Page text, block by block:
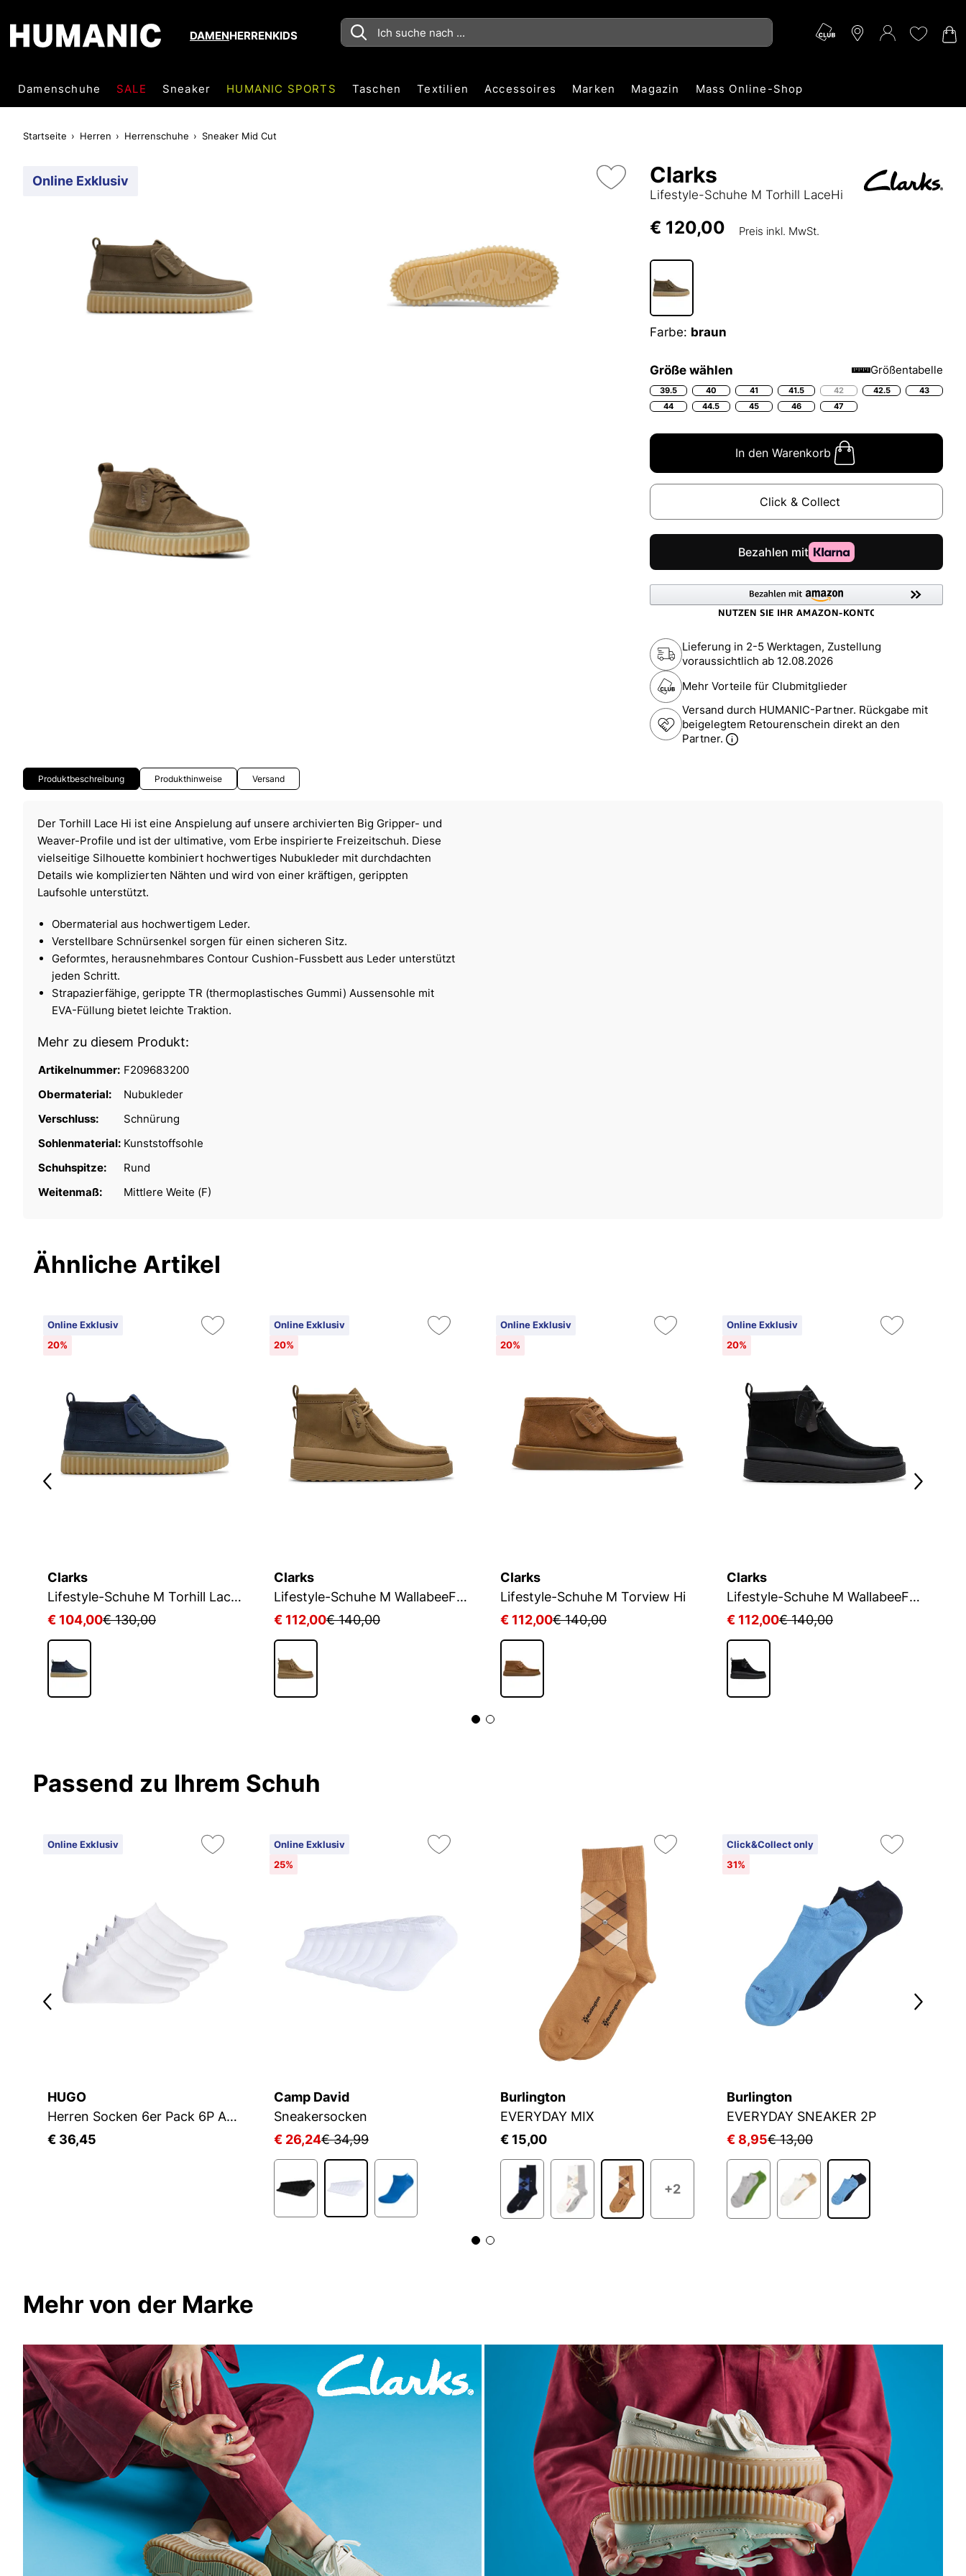
DAMENHERRENKIDS
Damenschuhe SALE Sneaker HUMANIC SPORTS Taschen Textilien Accessoires Marken Magazin Mass Online-Shop
Startseite Herren Herrenschuhe Sneaker Mid Cut
Online Exklusiv Clarks
Lifestyle-Schuhe M Torhill LaceHi
€ 120,00 Preis inkl. MwSt.
Farbe: braun
Größe wählen Größentabelle
39.5 40 41 41.5 42 42.5
43
44
44.5 45 46 47
In den Warenkorb
Click & Collect
Lieferung in 2-5 Werktagen, Zustellung
voraussichtlich ab 12.08.2026
Mehr Vorteile für Clubmitglieder
Versand durch HUMANIC-Partner. Rückgabe mit
beigelegtem Retourenschein direkt an den
Partner.
Produktbeschreibung Produkthinweise Versand
Der Torhill Lace Hi ist eine Anspielung auf unsere archivierten Big Gripper- und
Weaver-Profile und ist der ultimative, vom Erbe inspirierte Freizeitschuh. Diese
vielseitige Silhouette kombiniert hochwertiges Nubukleder mit durchdachten
Details wie komplizierten Nähten und wird von einer kräftigen, gerippten
Laufsohle unterstützt.
Obermaterial aus hochwertigem Leder.
Verstellbare Schnürsenkel sorgen für einen sicheren Sitz.
Geformtes, herausnehmbares Contour Cushion-Fussbett aus Leder unterstützt
jeden Schritt.
Strapazierfähige, gerippte TR (thermoplastisches Gummi) Aussensohle mit
EVA-Füllung bietet leichte Traktion.
Mehr zu diesem Produkt:
Artikelnummer: F209683200
Obermaterial:
Nubukleder
Verschluss:
Schnürung
Sohlenmaterial: Kunststoffsohle
Schuhspitze:
Rund
Weitenmaß:
Mittlere Weite (F)
Ähnliche Artikel
Online Exklusiv
20%
Clarks
Lifestyle-Schuhe M Torhill LaceHi
€ 104,00€ 130,00
Online Exklusiv
20%
Clarks
Lifestyle-Schuhe M WallabeeFTR2Hi
€ 112,00€ 140,00
Online Exklusiv
20%
Clarks
Lifestyle-Schuhe M Torview Hi
€ 112,00€ 140,00
Online Exklusiv
20%
Clarks
Lifestyle-Schuhe M WallabeeFTR2Hi
€ 112,00€ 140,00
Passend zu Ihrem Schuh
Online Exklusiv
HUGO
Herren Socken 6er Pack 6P AS UNI CC 10260253 01
€ 36,45
Online Exklusiv
25%
Camp David
Sneakersocken
€ 26,24€ 34,99
Burlington
EVERYDAY MIX
€ 15,00
+2
Click&Collect only
31%
Burlington
EVERYDAY SNEAKER 2P
€ 8,95€ 13,00
Mehr von der Marke